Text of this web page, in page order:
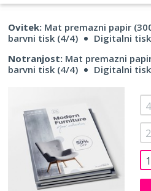
Ovitek: Mat premazni papir
barvni tisk (4/4)
Digitalni tisk
Notranjost: Mat premazni
barvni tisk (4/4)
Digitalni tisk